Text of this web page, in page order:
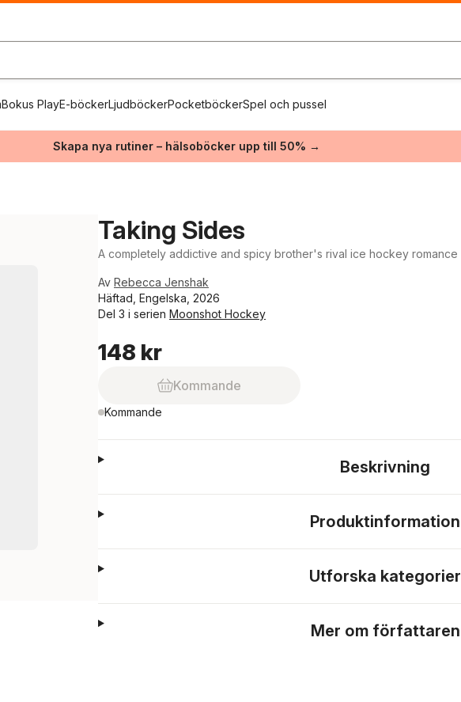
Bokus PlayE-böckerLjudböckerPocketböckerSpel och pussel
Skapa nya rutiner – hälsoböcker upp till 50% →
Taking Sides
A completely addictive and spicy brother's rival ice hockey romance
Av Rebecca Jenshak
Häftad, Engelska, 2026
Del 3 i serien Moonshot Hockey
148 kr
Kommande
Kommande
Beskrivning
Produktinformation
Utforska kategorier
Mer om författaren